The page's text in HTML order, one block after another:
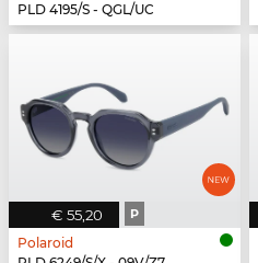
PLD 4195/S - QGL/UC
€ 55,20 P
Polaroid